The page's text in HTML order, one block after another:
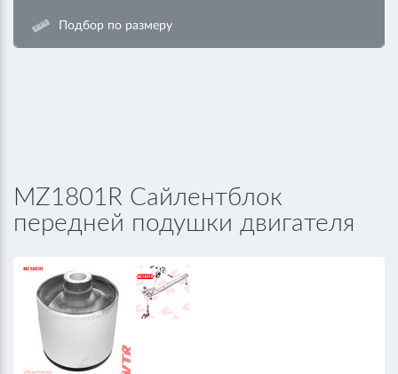
Подбор по размеру
MZ1801R Сайлентблок
передней подушки двигателя